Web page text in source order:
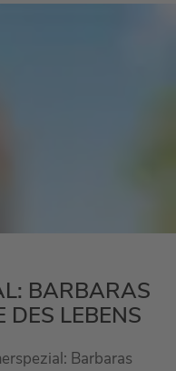
BARBARAS
DES LEBENS
Barbaras